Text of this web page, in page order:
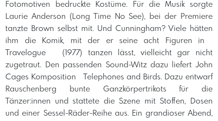
Fotomotiven bedruckte Kostüme. Für die Musik sorgte
Laurie Anderson (Long Time No See), bei der Premiere
tanzte Brown selbst mit. Und Cunningham? Viele hätten
ihm die Komik, mit der er seine acht Figuren in
Travelogue (1977) tanzen lässt, vielleicht gar nicht
zugetraut. Den passenden Sound-Witz dazu liefert John
Cages Komposition Telephones and Birds. Dazu entwarf
Rauschenberg bunte Ganzkörpertrikots für die
Tänzer:innen und stattete die Szene mit Stoffen, Dosen
und einer Sessel-Räder-Reihe aus. Ein grandioser Abend,